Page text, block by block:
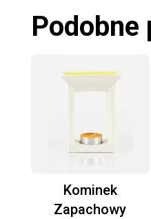
Kominek
Zapachowy